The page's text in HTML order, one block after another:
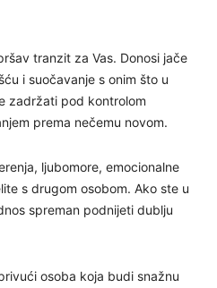
tranzit za Vas. Donosi jače
i suočavanje s onim što u
zadržati pod kontrolom
prema nečemu novom.
ljubomore, emocionalne
s drugom osobom. Ako ste u
spreman podnijeti dublju
osoba koja budi snažnu